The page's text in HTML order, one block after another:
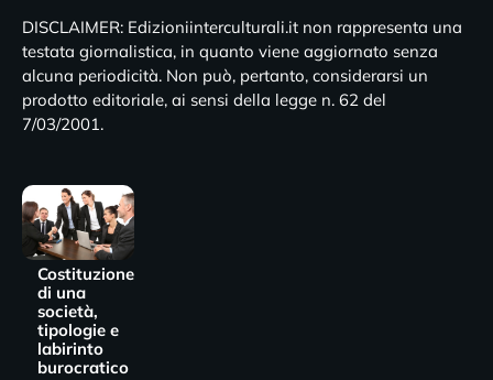
DISCLAIMER: Edizioniinterculturali.it non rappresenta una
testata giornalistica, in quanto viene aggiornato senza
alcuna periodicità. Non può, pertanto, considerarsi un
prodotto editoriale, ai sensi della legge n. 62 del
7/03/2001.
Costituzione
di una
società,
tipologie e
labirinto
burocratico